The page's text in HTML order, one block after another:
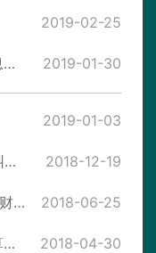
2019-02-25
岳阳县黄沙街镇2018年政府信息公开年度报告 2019-01-30
2019-01-03
关于成立黄沙街镇“四查四化防纠纷 千乡万村创四无”专项调解活动领导小组的通知 2018-12-19
关于进一步加强和规范全镇村级财务管理工作的通知 2018-06-25
岳阳县黄沙街镇2018年部门预算公开表格 2018-04-30